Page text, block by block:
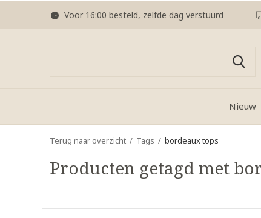
Nieuw
Voor 16:00 besteld, zelfde dag verstuurd
Terug naar overzicht Tags bordeaux tops
Producten getagd met